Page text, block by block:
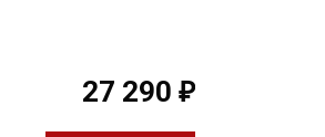
27 290 ₽